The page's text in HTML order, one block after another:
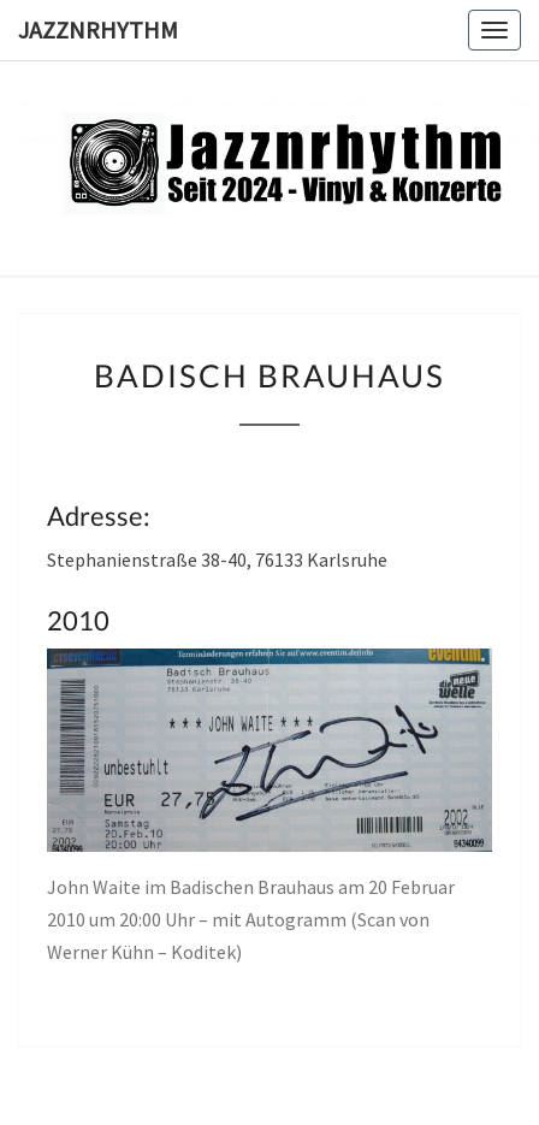
JAZZNRHYTHM
Seit
2024 –
BRAUHAUS
BADISCH BRAUHAUS
Adresse:
Stephanienstraße 38-40, 76133 Karlsruhe
2010
John Waite im Badischen Brauhaus am 20 Februar
2010 um 20:00 Uhr – mit Autogramm (Scan von
Werner Kühn – Koditek)